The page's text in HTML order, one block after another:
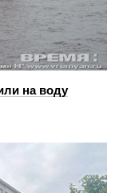
на воду